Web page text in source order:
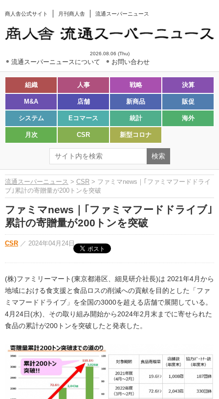
商人舎公式サイト 月刊商人舎 流通スーパーニュース
2026.08.06 (Thu)
流通スーパーニュースについて お問い合わせ
組織 人事 戦略 決算
M&A 店舗 新商品 販促
システム Eコマース 統計 海外
月次 CSR 新型コロナ
流通スーパーニュース > CSR > ファミマnews｜｢ファミマフードドライ
ブ｣累計の寄贈量が200トンを突破
ファミマnews｜｢ファミマフードドライブ｣
累計の寄贈量が200トンを突破
CSR ／ 2024年04月24日
(株)ファミリーマート(東京都港区、細見研介社長)は 2021年4月から
地域における食支援と食品ロスの削減への貢献を目的とした「ファ
ミマフードドライブ」を全国の3000を超える店舗で展開している。
4月24日(水)、その取り組み開始から2024年2月末までに寄せられた
食品の累計が200トンを突破したと発表した。